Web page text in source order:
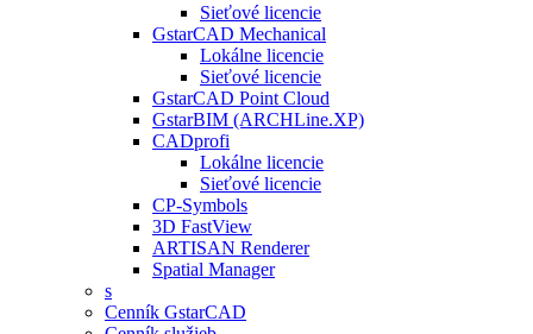
Sieťové licencie
GstarCAD Mechanical
Lokálne licencie
Sieťové licencie
GstarCAD Point Cloud
GstarBIM (ARCHLine.XP)
CADprofi
Lokálne licencie
Sieťové licencie
CP-Symbols
3D FastView
ARTISAN Renderer
Spatial Manager
s
Cenník GstarCAD